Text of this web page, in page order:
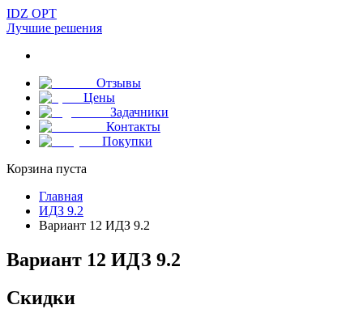
IDZ OPT
Лучшие решения
Отзывы
Цены
Задачники
Контакты
Покупки
Корзина пуста
Главная
ИДЗ 9.2
Вариант 12 ИДЗ 9.2
Вариант 12 ИДЗ 9.2
Скидки